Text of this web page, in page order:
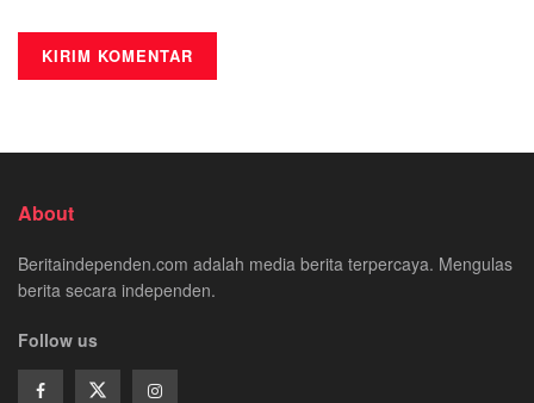
About
Beritaindependen.com adalah media berita terpercaya. Mengulas
berita secara independen.
Follow us